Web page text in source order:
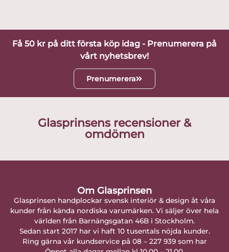
Få 50 kr på ditt första köp idag - Prenumerera på
vårt nyhetsbrev!
Prenumerera
Glasprinsens recensioner &
omdömen
Om Glasprinsen
Glasprinsen handplockar svensk interiör & design åt våra
kunder från kända nordiska varumärken. Vi säljer över hela
världen från Barnängsgatan 46B i Stockholm.
Sedan start 2017 har vi haft 10 tusentals nöjda kunder.
Ring gärna vår kundservice på 08 – 227 939 som har